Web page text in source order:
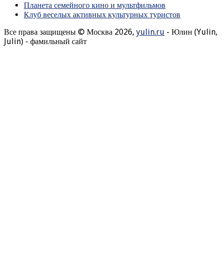
Планета семейного кино и мультфильмов
Клуб веселых активных культурных туристов
Все права защищены © Москва 2026, yulin.ru - Юлин (Yulin,
Julin) - фамильный сайт